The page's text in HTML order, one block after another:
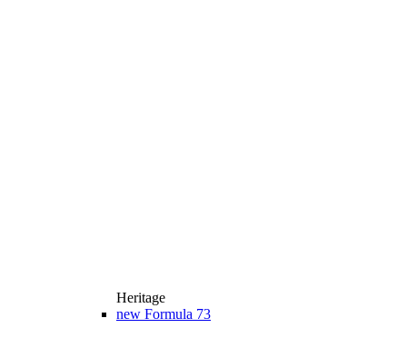
Heritage
new Formula 73